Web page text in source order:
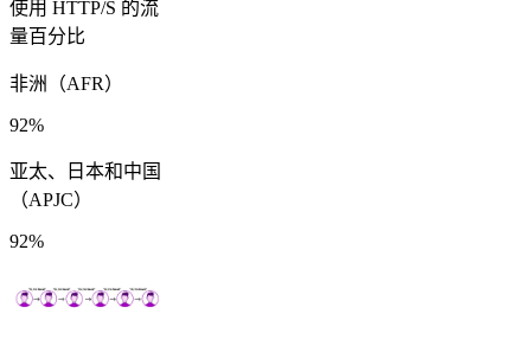
使用 HTTP/S 的流
量百分比
非洲（AFR）
92%
亚太、日本和中国
（APJC）
92%